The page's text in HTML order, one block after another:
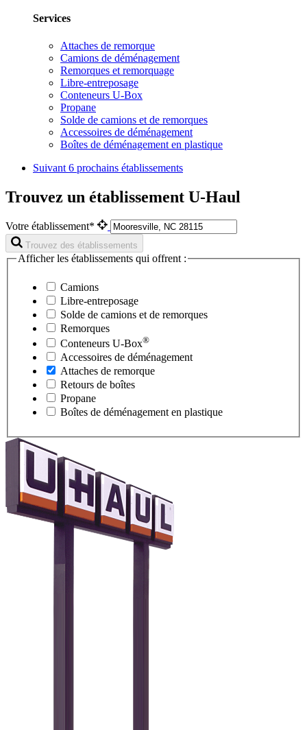
Services
Attaches de remorque
Camions de déménagement
Remorques et remorquage
Libre-entreposage
Conteneurs U-Box
Propane
Solde de camions et de remorques
Accessoires de déménagement
Boîtes de déménagement en plastique
Suivant 6 prochains établissements
Trouvez un établissement U-Haul
Votre établissement*
Trouvez des établissements
Afficher les établissements qui offrent :
Camions
Libre-entreposage
Solde de camions et de remorques
Remorques
Conteneurs U-Box®
Accessoires de déménagement
Attaches de remorque
Retours de boîtes
Propane
Boîtes de déménagement en plastique